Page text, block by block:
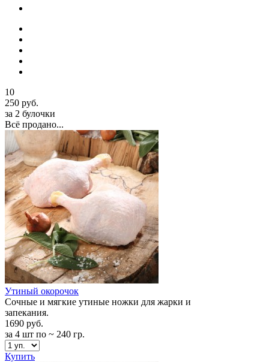
10
250 руб.
за 2 булочки
Всё продано...
Утиный окорочок
Сочные и мягкие утиные ножки для жарки и
запекания.
1690 руб.
за 4 шт по ~ 240 гр.
Купить